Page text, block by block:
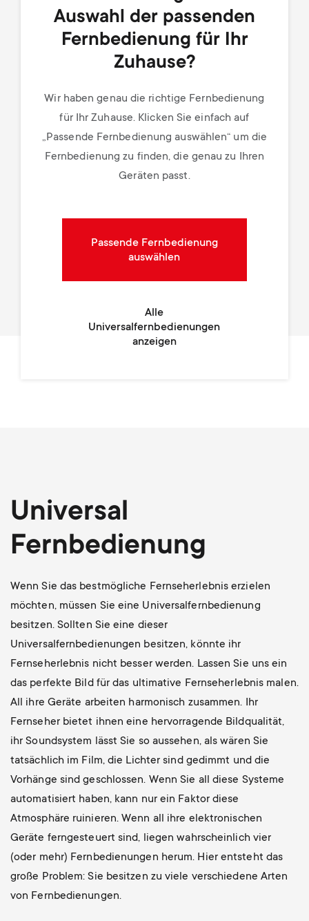
Auswahl der passenden
Fernbedienung für Ihr
Zuhause?
Wir haben genau die richtige Fernbedienung
für Ihr Zuhause. Klicken Sie einfach auf
„Passende Fernbedienung auswählen“ um die
Fernbedienung zu finden, die genau zu Ihren
Geräten passt.
Passende Fernbedienung
auswählen
Alle
Universalfernbedienungen
anzeigen
Universal
Fernbedienung
Wenn Sie das bestmögliche Fernseherlebnis erzielen
möchten, müssen Sie eine Universalfernbedienung
besitzen. Sollten Sie eine dieser
Universalfernbedienungen besitzen, könnte ihr
Fernseherlebnis nicht besser werden. Lassen Sie uns ein
das perfekte Bild für das ultimative Fernseherlebnis malen.
All ihre Geräte arbeiten harmonisch zusammen. Ihr
Fernseher bietet ihnen eine hervorragende Bildqualität,
ihr Soundsystem lässt Sie so aussehen, als wären Sie
tatsächlich im Film, die Lichter sind gedimmt und die
Vorhänge sind geschlossen. Wenn Sie all diese Systeme
automatisiert haben, kann nur ein Faktor diese
Atmosphäre ruinieren. Wenn all ihre elektronischen
Geräte ferngesteuert sind, liegen wahrscheinlich vier
(oder mehr) Fernbedienungen herum. Hier entsteht das
große Problem: Sie besitzen zu viele verschiedene Arten
von Fernbedienungen.